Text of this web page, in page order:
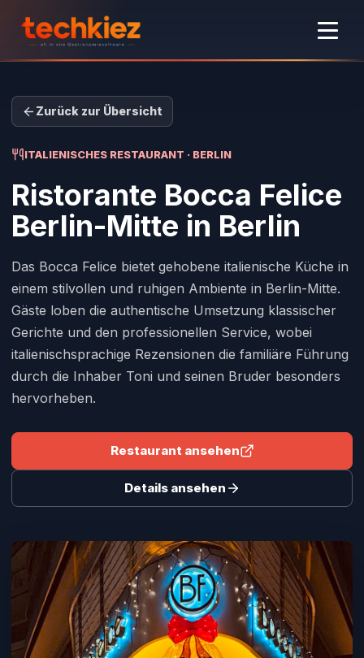
Zurück zur Übersicht
ITALIENISCHES RESTAURANT · BERLIN
Ristorante Bocca Felice
Berlin-Mitte in Berlin
Das Bocca Felice bietet gehobene italienische Küche in
einem stilvollen und ruhigen Ambiente in Berlin-Mitte.
Gäste loben die authentische Umsetzung klassischer
Gerichte und den professionellen Service, wobei
italienischsprachige Rezensionen die familiäre Führung
durch die Inhaber Toni und seinen Bruder besonders
hervorheben.
Restaurant ansehen
Details ansehen